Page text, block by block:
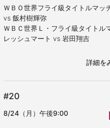
ＷＢＯ世界フライ級タイトルマ
vs 飯村樹輝弥
ＷＢＣ世界Ｌ・フライ級タイト
レッシュマート vs 岩田翔吉
詳細を
#20
8/24（月）午後9:00